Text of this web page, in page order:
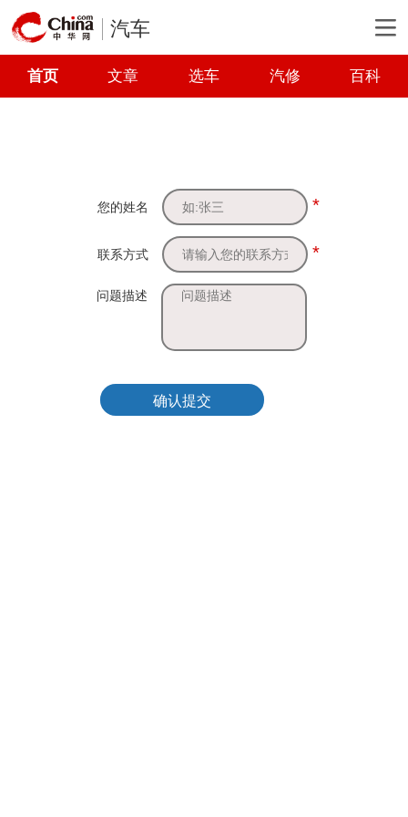
汽车
首页 文章 选车 汽修 百科
您的姓名 *
联系方式 *
问题描述
确认提交